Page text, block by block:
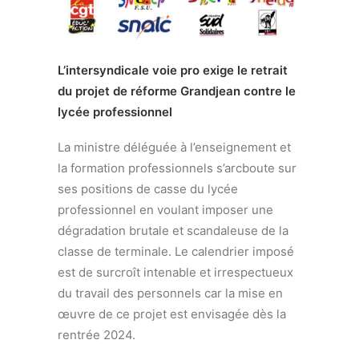
L’intersyndicale voie pro exige le retrait
du projet de réforme Grandjean contre le
lycée professionnel
La ministre déléguée à l’enseignement et
la formation professionnels s’arcboute sur
ses positions de casse du lycée
professionnel en voulant imposer une
dégradation brutale et scandaleuse de la
classe de terminale. Le calendrier imposé
est de surcroît intenable et irrespectueux
du travail des personnels car la mise en
œuvre de ce projet est envisagée dès la
rentrée 2024.